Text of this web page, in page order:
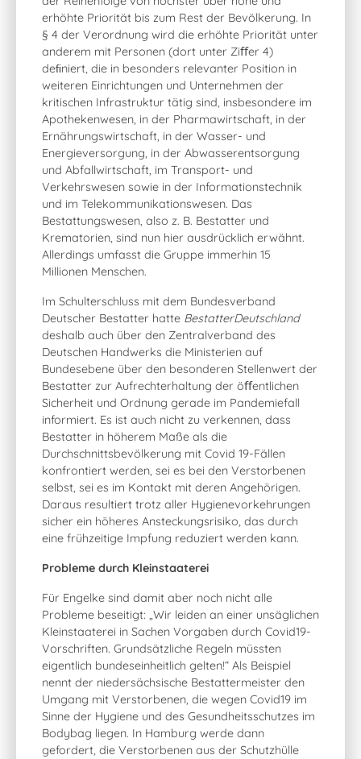
erhöhte Priorität bis zum Rest der Bevölkerung. In
§ 4 der Verordnung wird die erhöhte Priorität unter
anderem mit Personen (dort unter Ziﬀer 4)
deﬁniert, die in besonders relevanter Position in
weiteren Einrichtungen und Unternehmen der
kritischen Infrastruktur tätig sind, insbesondere im
Apothekenwesen, in der Pharmawirtschaft, in der
Ernährungswirtschaft, in der Wasser- und
Energieversorgung, in der Abwasserentsorgung
und Abfallwirtschaft, im Transport- und
Verkehrswesen sowie in der Informationstechnik
und im Telekommunikationswesen. Das
Bestattungswesen, also z. B. Bestatter und
Krematorien, sind nun hier ausdrücklich erwähnt.
Allerdings umfasst die Gruppe immerhin 15
Millionen Menschen.
Im Schulterschluss mit dem Bundesverband
Deutscher Bestatter hatte BestatterDeutschland
deshalb auch über den Zentralverband des
Deutschen Handwerks die Ministerien auf
Bundesebene über den besonderen Stellenwert der
Bestatter zur Aufrechterhaltung der öﬀentlichen
Sicherheit und Ordnung gerade im Pandemiefall
informiert. Es ist auch nicht zu verkennen, dass
Bestatter in höherem Maße als die
Durchschnittsbevölkerung mit Covid 19-Fällen
konfrontiert werden, sei es bei den Verstorbenen
selbst, sei es im Kontakt mit deren Angehörigen.
Daraus resultiert trotz aller Hygienevorkehrungen
sicher ein höheres Ansteckungsrisiko, das durch
eine frühzeitige Impfung reduziert werden kann.
Probleme durch Kleinstaaterei
Für Engelke sind damit aber noch nicht alle
Probleme beseitigt: „Wir leiden an einer unsäglichen
Kleinstaaterei in Sachen Vorgaben durch Covid19-
Vorschriften. Grundsätzliche Regeln müssten
eigentlich bundeseinheitlich gelten!“ Als Beispiel
nennt der niedersächsische Bestattermeister den
Umgang mit Verstorbenen, die wegen Covid19 im
Sinne der Hygiene und des Gesundheitsschutzes im
Bodybag liegen. In Hamburg werde dann
gefordert, die Verstorbenen aus der Schutzhülle